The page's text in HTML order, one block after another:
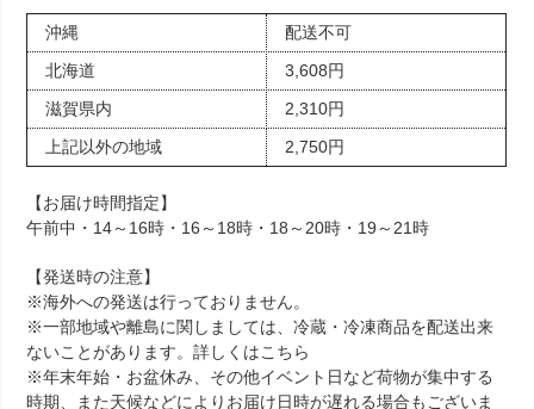
沖縄
配送不可
北海道
3,608円
滋賀県内
2,310円
上記以外の地域
2,750円
【お届け時間指定】
午前中・14～16時・16～18時・18～20時・19～21時
【発送時の注意】
※海外への発送は行っておりません。
※一部地域や離島に関しましては、冷蔵・冷凍商品を配送出来
ないことがあります。詳しくはこちら
※年末年始・お盆休み、その他イベント日など荷物が集中する
時期、また天候などによりお届け日時が遅れる場合もございま